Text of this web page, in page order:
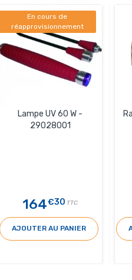
En cours de
réapprovisionnement
Lampe UV 60 W -
29028001
164€30 TTC
AJOUTER AU PANIER